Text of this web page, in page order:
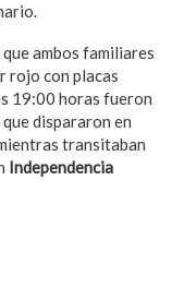
ambos familiares
rojo con placas
19:00 horas fueron
dispararon en
transitaban
Independencia